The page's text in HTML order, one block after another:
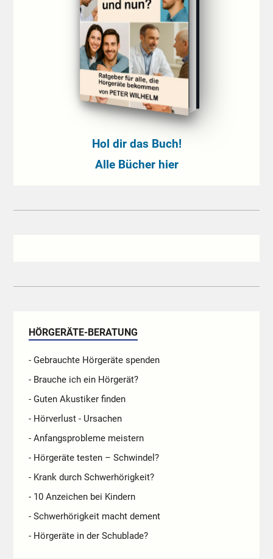
Hol dir das Buch!
Alle Bücher hier
HÖRGERÄTE-BERATUNG
- Gebrauchte Hörgeräte spenden
- Brauche ich ein Hörgerät?
- Guten Akustiker finden
- Hörverlust - Ursachen
- Anfangsprobleme meistern
- Hörgeräte testen – Schwindel?
- Krank durch Schwerhörigkeit?
- 10 Anzeichen bei Kindern
- Schwerhörigkeit macht dement
- Hörgeräte in der Schublade?